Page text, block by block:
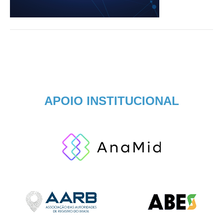
APOIO INSTITUCIONAL